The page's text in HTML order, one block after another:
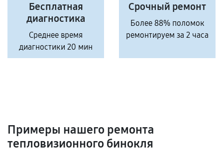
Бесплатная
диагностика
Среднее время
диагностики 20 мин
Срочный ремонт
Более 88% поломок
ремонтируем за 2 часа
Примеры нашего ремонта
тепловизионного бинокля